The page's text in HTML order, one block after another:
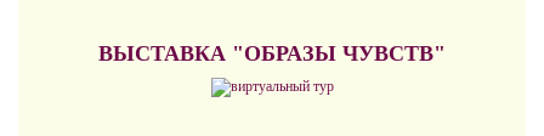
ВЫСТАВКА "ОБРАЗЫ ЧУВСТВ"